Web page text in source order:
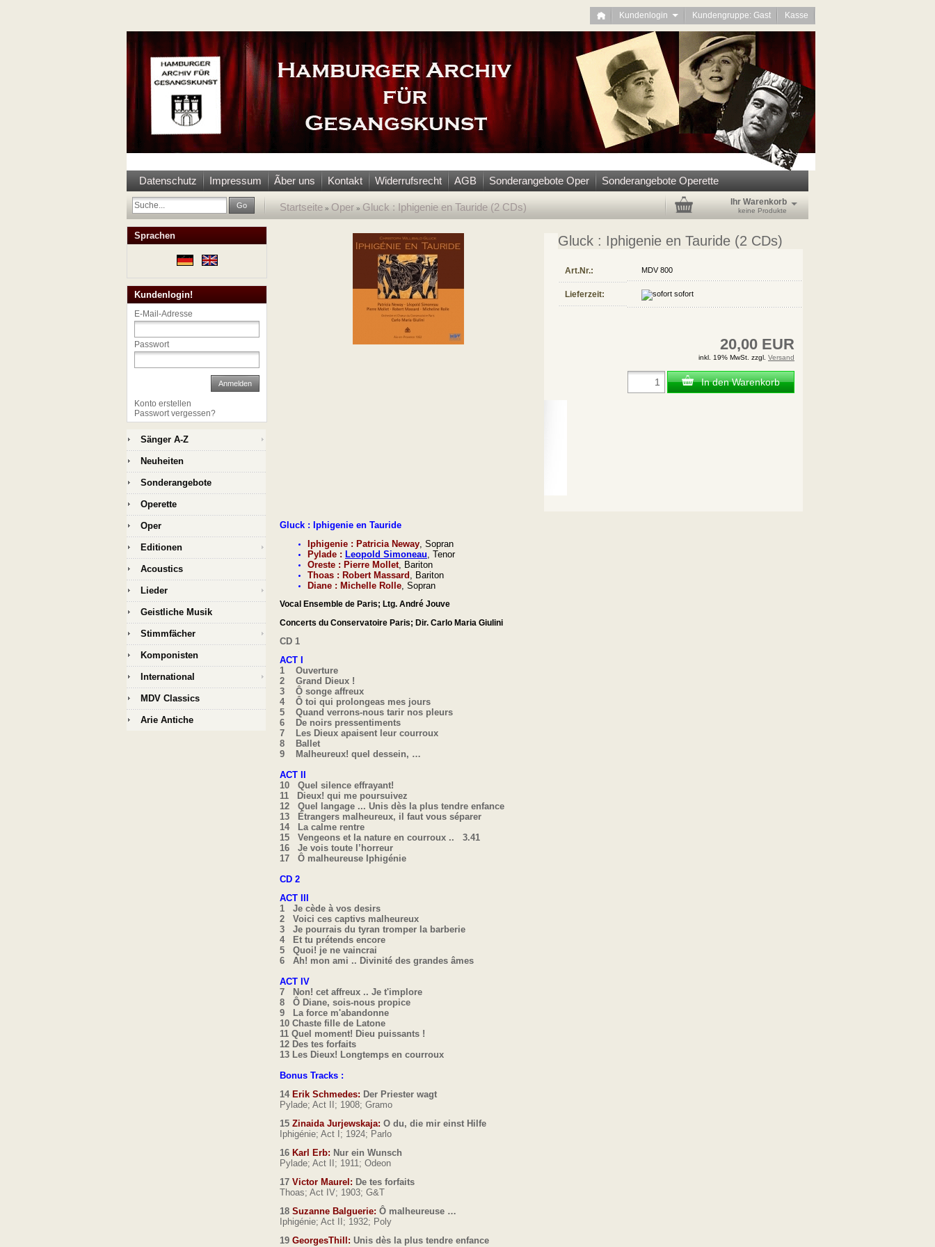
Kundenlogin Kundengruppe: Gast Kasse
Datenschutz Impressum Ãber uns Kontakt Widerrufsrecht AGB Sonderangebote Oper Sonderangebote Operette
Go Startseite » Oper » Gluck : Iphigenie en Tauride (2 CDs) Ihr Warenkorb
keine Produkte
Gluck : Iphigenie en Tauride (2 CDs)
Art.Nr.: MDV 800
Lieferzeit: sofort
20,00 EUR
inkl. 19% MwSt. zzgl. Versand
In den Warenkorb
Gluck : Iphigenie en Tauride
Iphigenie : Patricia Neway, Sopran
Pylade : Leopold Simoneau, Tenor
Oreste : Pierre Mollet, Bariton
Thoas : Robert Massard , Bariton
Diane : Michelle Rolle, Sopran
Vocal Ensemble de Paris; Ltg. André Jouve
Concerts du Conservatoire Paris; Dir. Carlo Maria Giulini
CD 1
ACT I
1 Ouverture
2 Grand Dieux !
3 Ô songe affreux
4 Ô toi qui prolongeas mes jours
5 Quand verrons-nous tarir nos pleurs
6 De noirs pressentiments
7 Les Dieux apaisent leur courroux
8 Ballet
9 Malheureux! quel dessein, …
ACT II
10 Quel silence effrayant!
11 Dieux! qui me poursuivez
12 Quel langage ... Unis dès la plus tendre enfance
13 Étrangers malheureux, il faut vous séparer
14 La calme rentre
15 Vengeons et la nature en courroux .. 3.41
16 Je vois toute l’horreur
17 Ô malheureuse Iphigénie
CD 2
ACT III
1 Je cède à vos desirs
2 Voici ces captivs malheureux
3 Je pourrais du tyran tromper la barberie
4 Et tu prétends encore
5 Quoi! je ne vaincrai
6 Ah! mon ami .. Divinité des grandes âmes
ACT IV
7 Non! cet affreux .. Je t'implore
8 Ô Diane, sois-nous propice
9 La force m'abandonne
10 Chaste fille de Latone
11 Quel moment! Dieu puissants !
12 Des tes forfaits
13 Les Dieux! Longtemps en courroux
Bonus Tracks :
14 Erik Schmedes: Der Priester wagt
Pylade; Act II; 1908; Gramo
15 Zinaida Jurjewskaja: O du, die mir einst Hilfe
Iphigénie; Act I; 1924; Parlo
16 Karl Erb: Nur ein Wunsch
Pylade; Act II; 1911; Odeon
17 Victor Maurel: De tes forfaits
Thoas; Act IV; 1903; G&T
18 Suzanne Balguerie: Ô malheureuse …
Iphigénie; Act II; 1932; Poly
19 GeorgesThill: Unis dès la plus tendre enfance
Sprachen
Kundenlogin!
E-Mail-Adresse
Passwort
Anmelden
Konto erstellen
Passwort vergessen?
Sänger A-Z
Neuheiten
Sonderangebote
Operette
Oper
Editionen
Acoustics
Lieder
Geistliche Musik
Stimmfächer
Komponisten
International
MDV Classics
Arie Antiche